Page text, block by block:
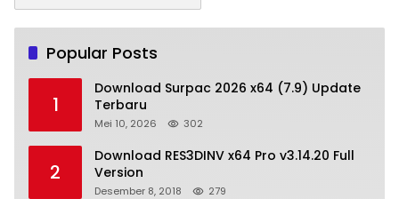
Popular Posts
1
Download Surpac 2026 x64 (7.9) Update
Terbaru
Mei 10, 2026 302
2
Download RES3DINV x64 Pro v3.14.20 Full
Version
Desember 8, 2018 279